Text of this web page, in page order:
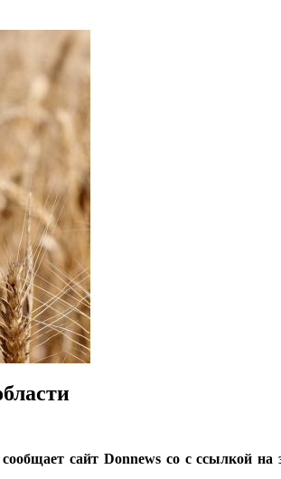
сайт Donnews со с ссылкой на